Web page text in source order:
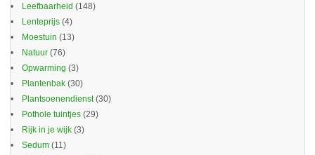
Leefbaarheid (148)
Lenteprijs (4)
Moestuin (13)
Natuur (76)
Opwarming (3)
Plantenbak (30)
Plantsoenendienst(30)
Pothole tuintjes (29)
Rijk in je wijk (3)
Sedum (11)